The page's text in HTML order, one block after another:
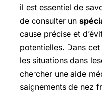
il est essentiel de
de consulter un
cause précise et
potentielles. Dans
les situations dans
chercher une aide
saignements de nez